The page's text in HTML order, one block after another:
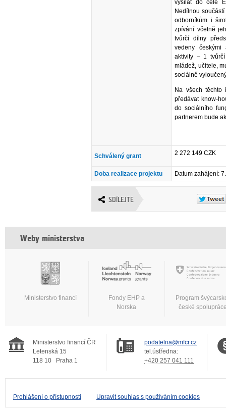
vysílat do celé
Nedílnou
odborníkům i
zpívání včetně
tvůrčí dílny
vedeny českými
aktivity – 1
mládež, učitele,
sociálně
Na všech těchto
předávat know-
do sociálního
partnerem bude
Schválený grant 2 272 149 CZK
Doba realizace projektu Datum zahájení:
SDÍLEJTE
Weby ministerstva
Ministerstvo financí
Fondy EHP a
Norska
Program
české
Ministerstvo financí ČR
Letenská 15
118 10
Praha 1
podatelna@mfcr.cz
tel.ústředna:
+420 257 041 111
Prohlášení o přístupnosti Upravit souhlas s používáním cookies